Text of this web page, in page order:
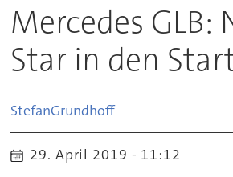
Mercedes GLB:
Star in den
StefanGrundhoff
29. April 2019 - 11:12